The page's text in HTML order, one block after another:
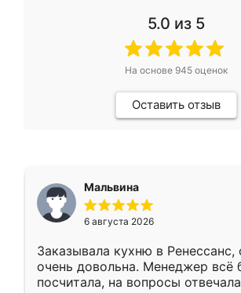
5.0 из 5
На основе 945оценок
Оставить отзыв
Мальвина
6 августа 2026
Заказывала кухню в Ренессанс,
очень довольна. Менеджер всё
посчитала, на вопросы